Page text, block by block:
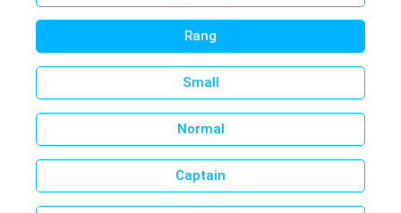
Rang
Small
Normal
Captain